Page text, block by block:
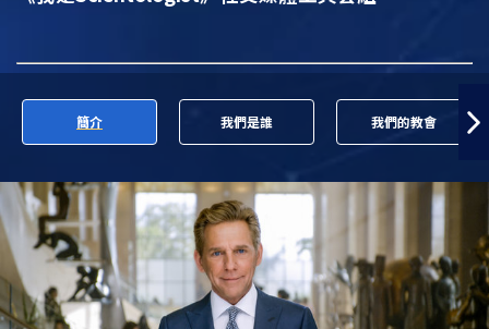
簡介 我們是誰 我們的教會